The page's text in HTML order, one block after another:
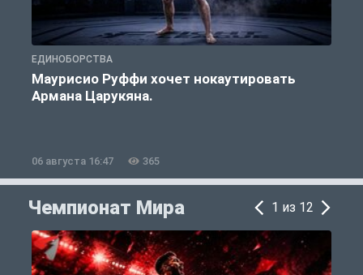
ЕДИНОБОРСТВА
Маурисио Руффи хочет нокаутировать
Армана Царукяна.
06 августа 16:47 365
Чемпионат Мира 1 из 12